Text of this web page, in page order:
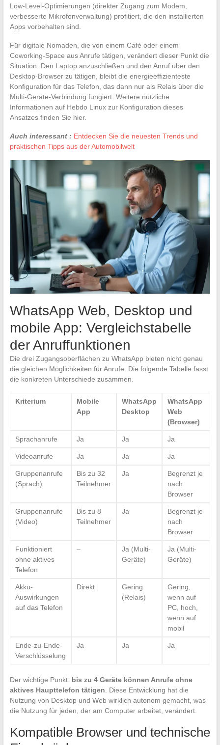
Low-Level-Optimierungen (direkter Zugang zum Modem,
verbesserte Mikrofonverwaltung) profitiert, die den installierten
Apps vorbehalten sind.
Für digitale Nomaden, die von einem Café oder einem
Coworking-Space aus Anrufe tätigen, verändert dieser Punkt die
Situation. Den Laptop anzuschließen und den Anruf über den
Desktop-Browser zu tätigen, bleibt die energieeffizienteste
Konfiguration für das Telefon, das dann nur als Relais über die
Multi-Geräte-Verbindung fungiert. Weitere nützliche
Informationen auf Hebdo Linux zur Konfiguration dieses
Ansatzes finden Sie hier.
Auch interessant : Entdecken Sie die neuesten Trends und
praktischen Tipps aus der Automobilwelt
WhatsApp Web, Desktop und
mobile App: Vergleichstabelle
der Anruffunktionen
Die drei Zugangsoberflächen zu WhatsApp bieten nicht genau
die gleichen Möglichkeiten für Anrufe. Die folgende Tabelle fasst
die konkreten Unterschiede zusammen.
Kriterium
Mobile
App
WhatsApp
Desktop
WhatsApp
Web
(Browser)
Sprachanrufe Ja Ja Ja
Videoanrufe Ja Ja Ja
Gruppenanrufe
(Sprach)
Bis zu 32
Teilnehmer
Ja
Begrenzt je
nach
Browser
Gruppenanrufe
(Video)
Bis zu 8
Teilnehmer
Ja
Begrenzt je
nach
Browser
Funktioniert
ohne aktives
Telefon
–
Ja (Multi-
Geräte)
Ja (Multi-
Geräte)
Akku-
Auswirkungen
auf das Telefon
Direkt
Gering
(Relais)
Gering,
wenn auf
PC, hoch,
wenn auf
mobil
Ende-zu-Ende-
Verschlüsselung
Ja Ja Ja
Der wichtige Punkt: bis zu 4 Geräte können Anrufe ohne
aktives Haupttelefon tätigen. Diese Entwicklung hat die
Nutzung von Desktop und Web wirklich autonom gemacht, was
die Nutzung für jeden, der am Computer arbeitet, verändert.
Kompatible Browser und technische